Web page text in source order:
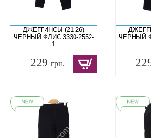
ДЖЕГГИНСЫ (21-26)
ЧЕРНЫЙ ФЛИС 3330-2552-
1
229 грн.
ЧЕРНЫЙ